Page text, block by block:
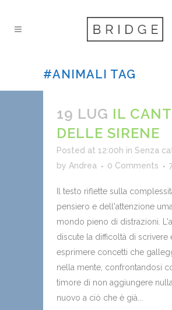
#ANIMALI TAG
19 LUG IL
DELLE SIRENE
Posted at 12:00h in Senza
by Andrea 0 Comments
Il testo riflette sulla
pensiero e dell'attenzione
mondo pieno di distrazioni.
discute la difficoltà di scrivere
esprimere concetti che
nella mente, confrontandosi
timore di non aggiungere
nuovo a ciò che è già...